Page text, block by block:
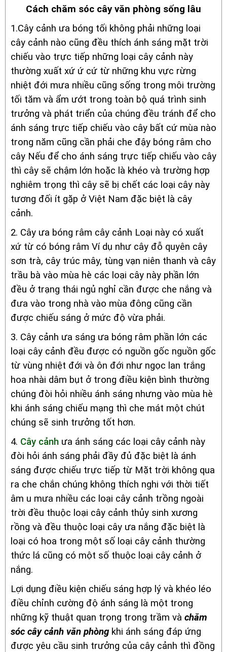
Cách chăm sóc cây văn phòng sống lâu
1.Cây cảnh ưa bóng tối không phải những loại
cây cảnh nào cũng đều thích ánh sáng mặt trời
chiếu vào trực tiếp những loại cây cảnh này
thường xuất xứ ứ cứ từ những khu vực rừng
nhiệt đới mưa nhiều cũng sống trong môi trường
tối tăm và ẩm ướt trong toàn bộ quá trình sinh
trưởng và phát triển của chúng đều tránh để cho
ánh sáng trực tiếp chiếu vào cây bất cứ mùa nào
trong năm cũng cần phải che đậy bóng râm cho
cây Nếu để cho ánh sáng trực tiếp chiếu vào cây
thì cây sẽ chậm lớn hoặc là khéo và trường hợp
nghiêm trọng thì cây sẽ bị chết các loại cây này
tương đối ít gặp ở Việt Nam đặc biệt là cây
cảnh.
2. Cây ưa bóng râm cây cảnh Loại này có xuất
xứ từ có bóng râm Ví dụ như cây đỗ quyên cây
sơn trà, cây trúc mây, tùng vạn niên thanh và cây
trầu bà vào mùa hè các loại cây này phần lớn
đều ở trạng thái ngủ nghỉ cần được che nắng và
đưa vào trong nhà vào mùa đông cũng cần
được chiếu sáng ở mức độ vừa phải.
3. Cây cảnh ưa sáng ưa bóng râm phần lớn các
loại cây cảnh đều được có nguồn gốc nguồn gốc
từ vùng nhiệt đới và ôn đới như ngọc lan trắng
hoa nhài dâm bụt ở trong điều kiện bình thường
chúng đòi hỏi nhiều ánh sáng nhưng vào mùa hè
khi ánh sáng chiếu mạng thì che mát một chút
chúng sẽ sinh trưởng tốt hơn.
4. Cây cảnh ưa ánh sáng các loại cây cảnh này
đòi hỏi ánh sáng phải đầy đủ đặc biệt là ánh
sáng được chiếu trực tiếp từ Mặt trời không qua
ra che chắn chúng không thích nghi với thời tiết
âm u mưa nhiều các loại cây cảnh trồng ngoài
trời đều thuộc loại cây cảnh thủy sinh xương
rồng và đều thuộc loại cây ưa nắng đặc biệt là
loại có hoa trong một số loại cây cảnh thường
thức lá cũng có một số thuộc loại cây cảnh ở
nắng.
Lợi dụng điều kiện chiếu sáng hợp lý và khéo léo
điều chỉnh cường độ ánh sáng là một trong
những kỹ thuật quan trọng trong trầm và chăm
sóc cây cảnh văn phòng khi ánh sáng đáp ứng
được yêu cầu sinh trưởng của cây cảnh thì đồng